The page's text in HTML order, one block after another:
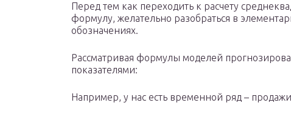
Перед тем как переходить к расчету
формулу, желательно разобраться в
обозначениях.
Рассматривая формулы моделей
показателями:
Например, у нас есть временной ряд –